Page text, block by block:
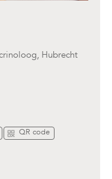
Hubrecht
QR code